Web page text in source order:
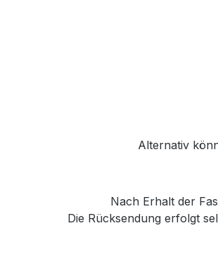
Alternativ
Nach Erhalt der
Die Rücksendung erfolgt